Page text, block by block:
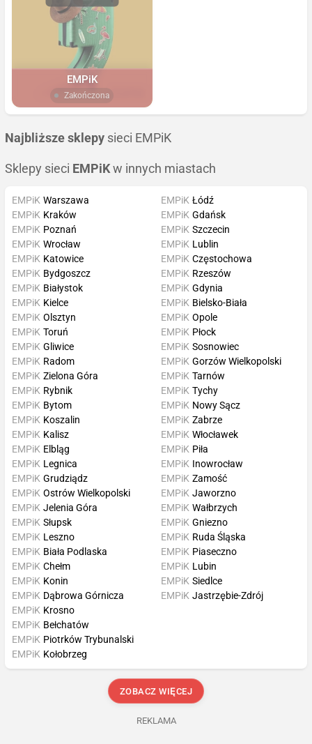
EMPiK
Zakończona
Najbliższe sklepy sieci EMPiK
Sklepy sieci EMPiK w innych miastach
EMPiK Warszawa
EMPiK Kraków
EMPiK Poznań
EMPiK Wrocław
EMPiK Łódź
EMPiK Gdańsk
EMPiK Szczecin
EMPiK Lublin
EMPiK Katowice
EMPiK Bydgoszcz
EMPiK Białystok
EMPiK Kielce
EMPiK Częstochowa
EMPiK Rzeszów
EMPiK Gdynia
EMPiK Bielsko-Biała
EMPiK Olsztyn
EMPiK Toruń
EMPiK Gliwice
EMPiK Radom
EMPiK Opole
EMPiK Płock
EMPiK Sosnowiec
EMPiK Gorzów Wielkopolski
EMPiK Zielona Góra
EMPiK Rybnik
EMPiK Bytom
EMPiK Koszalin
EMPiK Tarnów
EMPiK Tychy
EMPiK Nowy Sącz
EMPiK Zabrze
EMPiK Kalisz
EMPiK Elbląg
EMPiK Legnica
EMPiK Grudziądz
EMPiK Włocławek
EMPiK Piła
EMPiK Inowrocław
EMPiK Zamość
EMPiK Ostrów Wielkopolski
EMPiK Jelenia Góra
EMPiK Słupsk
EMPiK Leszno
EMPiK Jaworzno
EMPiK Wałbrzych
EMPiK Gniezno
EMPiK Ruda Śląska
EMPiK Biała Podlaska
EMPiK Chełm
EMPiK Konin
EMPiK Dąbrowa Górnicza
EMPiK Piaseczno
EMPiK Lubin
EMPiK Siedlce
EMPiK Jastrzębie-Zdrój
EMPiK Krosno
EMPiK Bełchatów
EMPiK Piotrków Trybunalski
EMPiK Kołobrzeg
ZOBACZ WIĘCEJ
REKLAMA